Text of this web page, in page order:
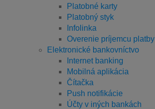
Platobné karty
Platobný styk
Infolinka
Overenie príjemcu platby
Elektronické bankovníctvo
Internet banking
Mobilná aplikácia
Čítačka
Push notifikácie
Účty v iných bankách